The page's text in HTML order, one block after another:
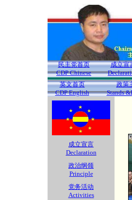
民主党首页
CDP Chinese
成立宣
英文首页
CDP English
政策
Stands
成立宣言
Declaration
政治纲领
Principle
党务活动
Activities